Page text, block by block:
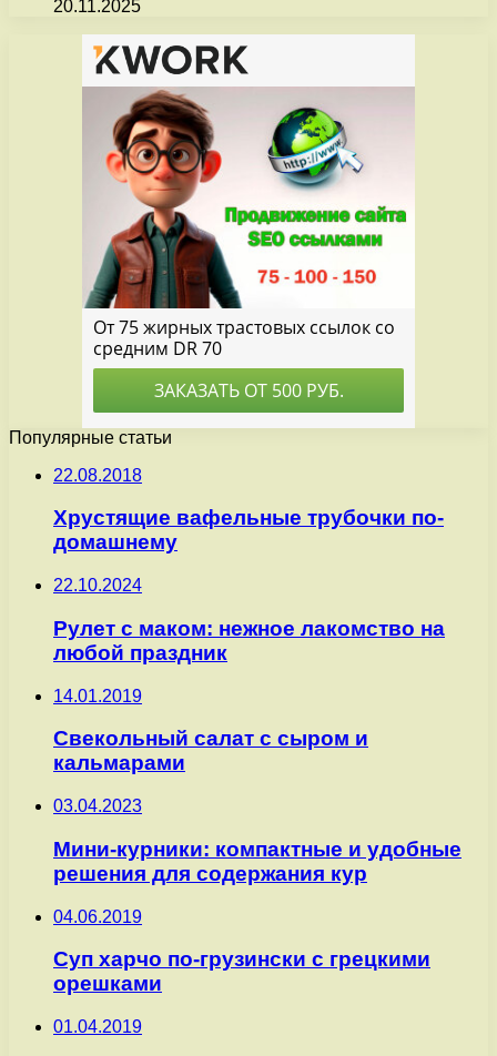
20.11.2025
Популярные статьи
22.08.2018
Хрустящие вафельные трубочки по-
домашнему
22.10.2024
Рулет с маком: нежное лакомство на
любой праздник
14.01.2019
Свекольный салат с сыром и
кальмарами
03.04.2023
Мини-курники: компактные и удобные
решения для содержания кур
04.06.2019
Суп харчо по-грузински с грецкими
орешками
01.04.2019